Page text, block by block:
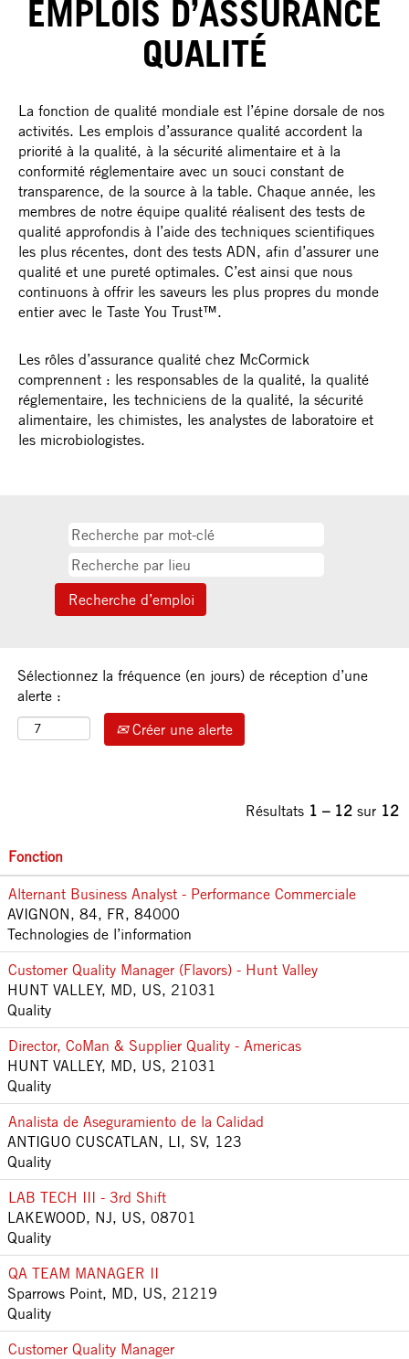
EMPLOIS D’ASSURANCE
QUALITÉ
La fonction de qualité mondiale est l’épine dorsale de nos
activités. Les emplois d’assurance qualité accordent la
priorité à la qualité, à la sécurité alimentaire et à la
conformité réglementaire avec un souci constant de
transparence, de la source à la table. Chaque année, les
membres de notre équipe qualité réalisent des tests de
qualité approfondis à l’aide des techniques scientifiques
les plus récentes, dont des tests ADN, afin d’assurer une
qualité et une pureté optimales. C’est ainsi que nous
continuons à offrir les saveurs les plus propres du monde
entier avec le Taste You Trust™.
Les rôles d’assurance qualité chez McCormick
comprennent : les responsables de la qualité, la qualité
réglementaire, les techniciens de la qualité, la sécurité
alimentaire, les chimistes, les analystes de laboratoire et
les microbiologistes.
Sélectionnez la fréquence (en jours) de réception d’une
alerte :
Créer une alerte
Résultats 1 – 12 sur 12
Fonction
Alternant Business Analyst - Performance Commerciale
AVIGNON, 84, FR, 84000
Technologies de l’information
Customer Quality Manager (Flavors) - Hunt Valley
HUNT VALLEY, MD, US, 21031
Quality
Director, CoMan & Supplier Quality - Americas
HUNT VALLEY, MD, US, 21031
Quality
Analista de Aseguramiento de la Calidad
ANTIGUO CUSCATLAN, LI, SV, 123
Quality
LAB TECH III - 3rd Shift
LAKEWOOD, NJ, US, 08701
Quality
QA TEAM MANAGER II
Sparrows Point, MD, US, 21219
Quality
Customer Quality Manager